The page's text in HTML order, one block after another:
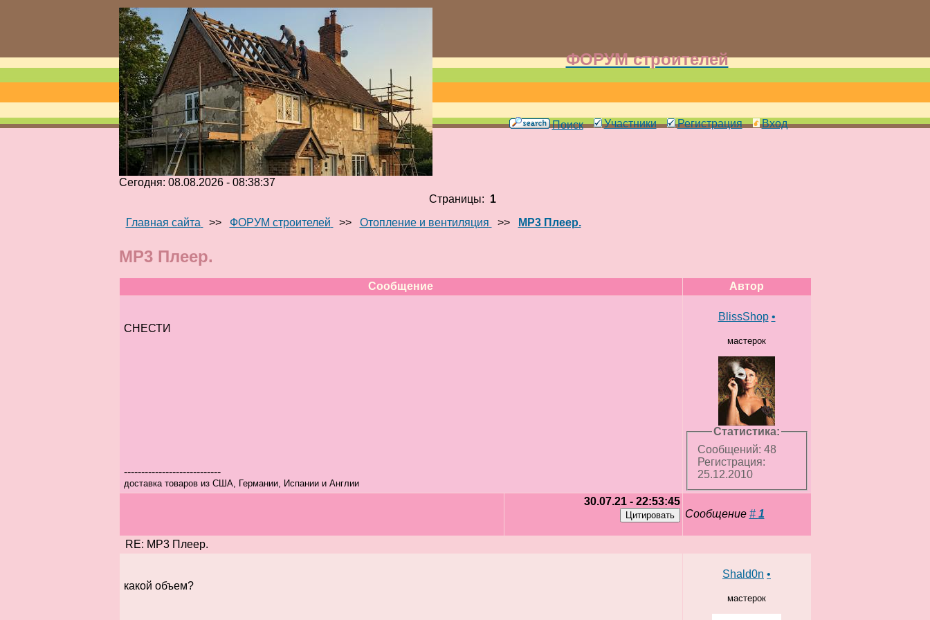
ФОРУМ строителей
Поиск Участники Регистрация Вход
Сегодня: 08.08.2026 - 08:38:37
Страницы: 1
Главная сайта
>> ФОРУМ строителей >> Отопление и вентиляция >> MP3 Плеер.
MP3 Плеер.
Сообщение Автор
СНЕСТИ
----------------------------
доставка товаров из США, Германии, Испании и Англии
BlissShop •
мастерок
Статистика:
Сообщений: 48
Регистрация:
25.12.2010
30.07.21 - 22:53:45
Сообщение # 1
RE: MP3 Плеер.
какой объем?
Shald0n •
мастерок